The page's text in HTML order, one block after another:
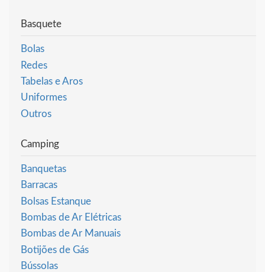
Basquete
Bolas
Redes
Tabelas e Aros
Uniformes
Outros
Camping
Banquetas
Barracas
Bolsas Estanque
Bombas de Ar Elétricas
Bombas de Ar Manuais
Botijões de Gás
Bússolas